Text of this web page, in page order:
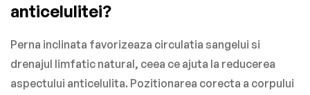
anticelulitei?
Perna inclinata favorizeaza circulatia sangelui si
drenajul limfatic natural, ceea ce ajuta la reducerea
aspectului anticelulita. Pozitionarea corecta a corpului